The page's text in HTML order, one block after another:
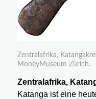
Zentralafrika,
MoneyMuseum Zürich.
Zentralafrika,
Katanga ist eine